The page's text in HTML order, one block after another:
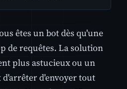
êtes un bot dès qu'une
de requêtes. La solution
plus astucieux ou un
d'envoyer tout